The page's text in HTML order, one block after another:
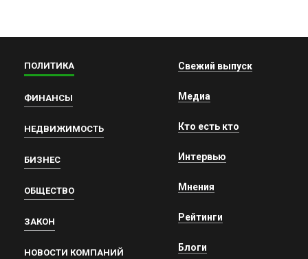
ПОЛИТИКА
ФИНАНСЫ
НЕДВИЖИМОСТЬ
БИЗНЕС
ОБЩЕСТВО
ЗАКОН
НОВОСТИ КОМПАНИЙ
Свежий выпуск
Медиа
Кто есть кто
Интервью
Мнения
Рейтинги
Блоги